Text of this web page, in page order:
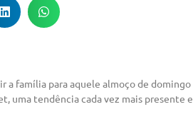
a família para aquele almoço de domingo
uma tendência cada vez mais presente